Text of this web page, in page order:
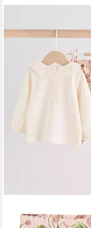
NEXTLangarmshirt &